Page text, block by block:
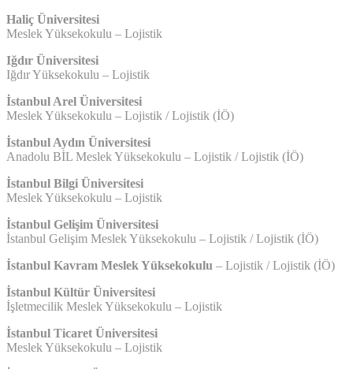
Haliç Üniversitesi
Meslek Yüksekokulu – Lojistik
Iğdır Üniversitesi
Iğdır Yüksekokulu – Lojistik
İstanbul Arel Üniversitesi
Meslek Yüksekokulu – Lojistik / Lojistik (İÖ)
İstanbul Aydın Üniversitesi
Anadolu BİL Meslek Yüksekokulu – Lojistik / Lojistik (İÖ)
İstanbul Bilgi Üniversitesi
Meslek Yüksekokulu – Lojistik
İstanbul Gelişim Üniversitesi
İstanbul Gelişim Meslek Yüksekokulu – Lojistik / Lojistik (İÖ)
İstanbul Kavram Meslek Yüksekokulu – Lojistik / Lojistik (İÖ)
İstanbul Kültür Üniversitesi
İşletmecilik Meslek Yüksekokulu – Lojistik
İstanbul Ticaret Üniversitesi
Meslek Yüksekokulu – Lojistik